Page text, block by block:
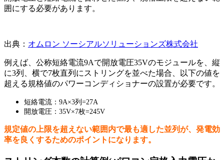
囲にする必要があります。
出典： オムロン ソーシアルソリューションズ株式会社
例えば、公称短絡電流9Aで開放電圧35Vのモジュールを、縦
に3列、横で7枚直列にストリングを並べた場合、以下の値を
超える規格値のパワーコンディショナーの設置が必要です。
短絡電流：9A×3列=27A
開放電圧：35V×7枚=245V
規定値の上限を超えない範囲内で最も適した並列が、発電効
率を良くするためのポイントになります。